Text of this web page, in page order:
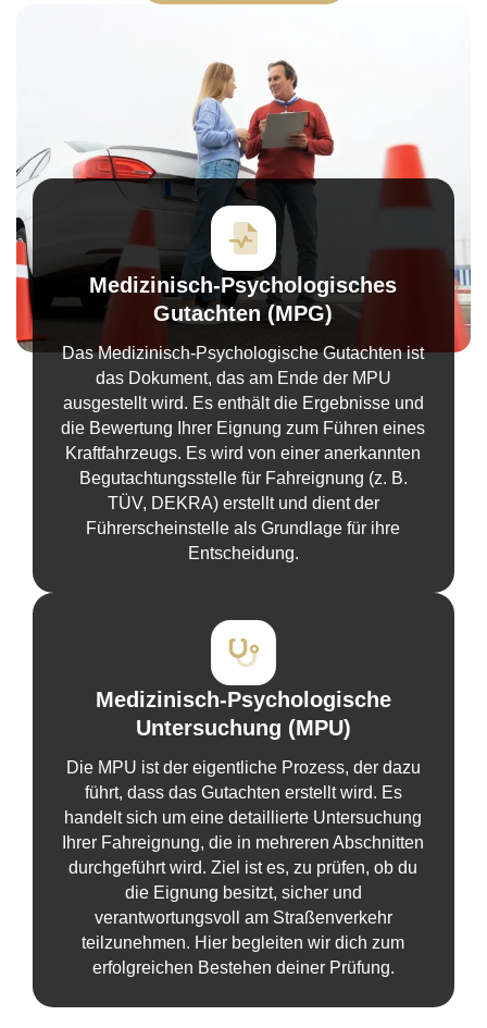
Medizinisch-Psychologisches
Gutachten (MPG)
Das Medizinisch-Psychologische Gutachten ist
das Dokument, das am Ende der MPU
ausgestellt wird. Es enthält die Ergebnisse und
die Bewertung Ihrer Eignung zum Führen eines
Kraftfahrzeugs. Es wird von einer anerkannten
Begutachtungsstelle für Fahreignung (z. B.
TÜV, DEKRA) erstellt und dient der
Führerscheinstelle als Grundlage für ihre
Entscheidung.
Medizinisch-Psychologische
Untersuchung (MPU)
Die MPU ist der eigentliche Prozess, der dazu
führt, dass das Gutachten erstellt wird. Es
handelt sich um eine detaillierte Untersuchung
Ihrer Fahreignung, die in mehreren Abschnitten
durchgeführt wird. Ziel ist es, zu prüfen, ob du
die Eignung besitzt, sicher und
verantwortungsvoll am Straßenverkehr
teilzunehmen. Hier begleiten wir dich zum
erfolgreichen Bestehen deiner Prüfung.